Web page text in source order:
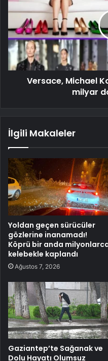
Versace, Michael
milyar
İlgili Makaleler
Yoldan geçen sürücüler
gözlerine inanamadı!
Köprü bir anda
kelebekle kaplandı
Ağustos 7, 2026
Gaziantep’te Sağanak ve
Dolu Hayatı Olumsuz